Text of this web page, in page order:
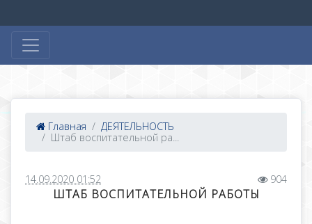
Главная
ДЕЯТЕЛЬНОСТЬ
Штаб воспитательной ра...
14.09.2020 01:52 904
ШТАБ ВОСПИТАТЕЛЬНОЙ РАБОТЫ